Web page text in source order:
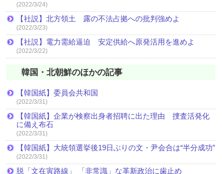
(2022/3/24)
【社説】北方領土 露の不法占拠への批判強めよ
(2022/3/23)
【社説】電力需給逼迫 安定供給へ原発活用を進めよ
(2022/3/22)
韓国・北朝鮮のほかの記事
【韓国紙】委員会共和国
(2022/3/31)
【韓国紙】企業が検察出身者招聘に出た理由 捜査活発化
に備え布石
(2022/3/31)
【韓国紙】大統領選挙後19日ぶりの文・尹会合は“半分成功”
(2022/3/31)
脱「文在寅路線」 「非常識」な革新政治に歯止め